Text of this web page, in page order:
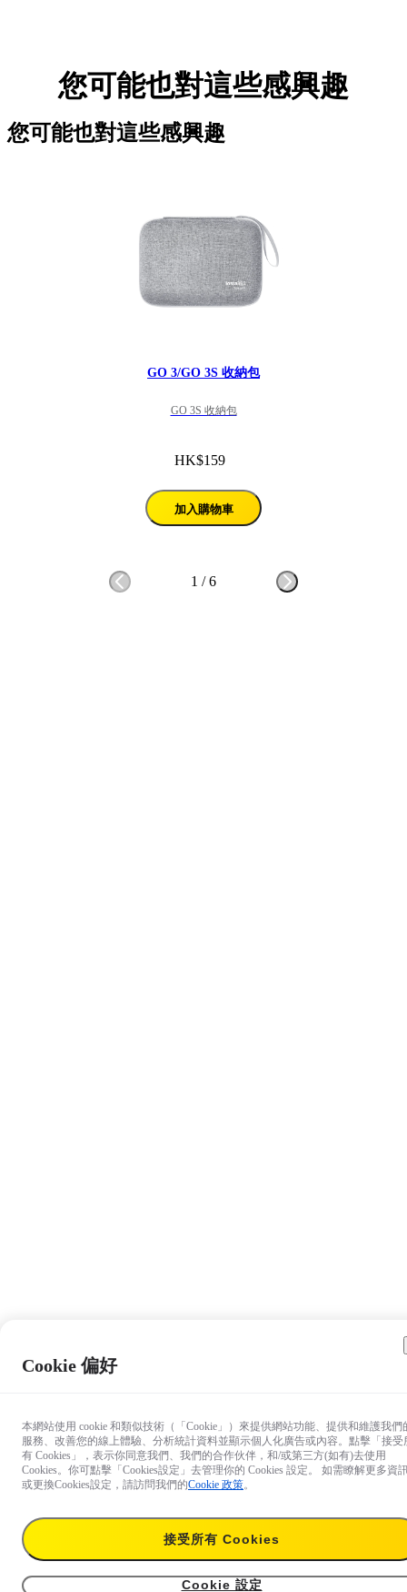
您可能也對這些感興趣
您可能也對這些感興趣
GO 3/GO 3S 收納包
GO 3S 收納包
HK$159
加入購物車
1 /6
HK$79 交付給： 中
8月 10 日前發貨，預計 8月 10–12 日送達。
加入購物車
Cookie 偏好
本網站使用 cookie 和類似技術（「Cookie」）來提供網站功能、提供和維護我們
服務、改善您的線上體驗、分析統計資料並顯示個人化廣告或內容。點擊「接受
有 Cookies」，表示你同意我們、我們的合作伙伴，和/或第三方(如有)去使用
Cookies。你可點擊「Cookies設定」去管理你的 Cookies 設定。 如需瞭解更多資
或更換Cookies設定，請訪問我們的Cookie 政策。
接受所有 Cookies
Cookie 設定